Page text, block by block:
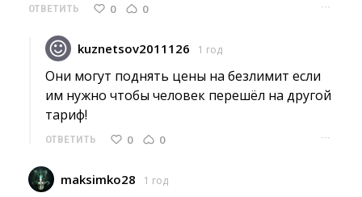
ОТВЕТИТЬ 0 0 ···
kuznetsov2011126 1 год
Они могут поднять цены на безлимит если
им нужно чтобы человек перешёл на другой
тариф!
ОТВЕТИТЬ 0 0 ···
maksimko28 1 год